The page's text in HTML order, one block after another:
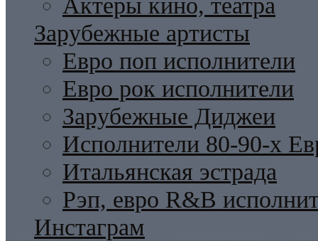
Зарубежные артисты
Евро поп исполнители
Евро рок исполнители
Зарубежные Диджеи
Исполнители 80-90-х
Итальянская эстрада
Рэп, евро R&B
Инстаграм